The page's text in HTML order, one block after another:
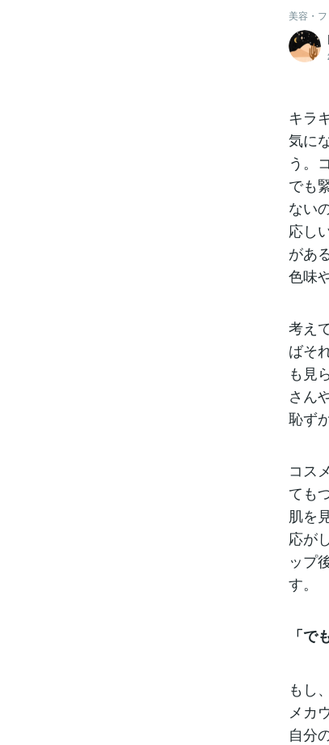
美容・
キラ
気に
う。
でも
ない
応し
があ
色味
考え
ばそ
も見
さん
恥ず
コス
ても
肌を
応が
ップ
す。
「で
もし
メカ
自分